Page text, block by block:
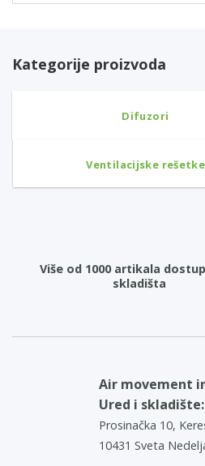
Kategorije proizvoda
Difuzori
Ventilacijske rešetke
Više od 1000 artikala
skladišta
Air movement
Ured i skladište:
Prosinačka 10,
10431 Sveta